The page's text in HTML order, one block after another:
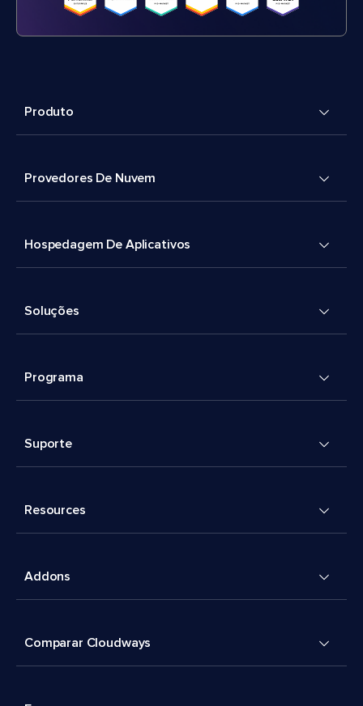
Produto
Provedores De Nuvem
Hospedagem De Aplicativos
Soluções
Programa
Suporte
Resources
Addons
Comparar Cloudways